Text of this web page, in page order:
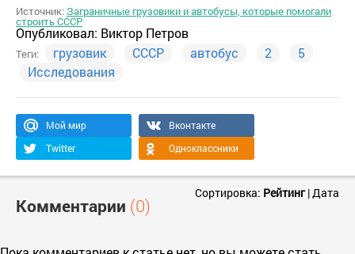
Источник:Заграничные грузовики и автобусы, которые помогали
строить СССР
Опубликовал: Виктор Петров
Теги: грузовик СССР автобус 2
5
Исследования
Мой мир
Вконтакте
Twitter
Одноклассники
Комментарии (0)
Сортировка: Рейтинг|Дата